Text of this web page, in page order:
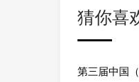
猜你喜
第三届中国